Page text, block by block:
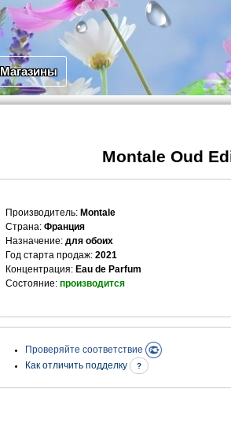
Магазины
Montale Oud
Производитель: Montale
Страна: Франция
Назначение: для обоих
Год старта продаж: 2021
Концентрация: Eau de Parfum
Состояние: производится
Проверяйте соответствие
Как отличить подделку
?